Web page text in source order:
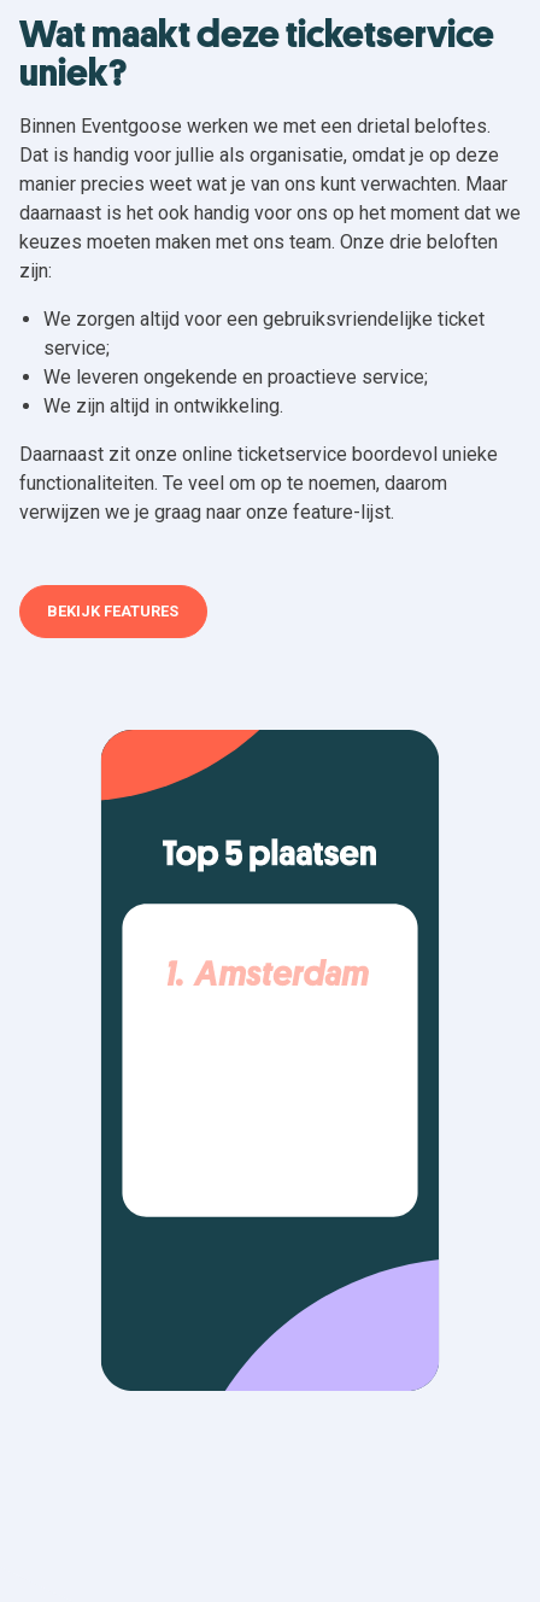
Wat maakt deze ticketservice
uniek?
Binnen Eventgoose werken we met een drietal beloftes.
Dat is handig voor jullie als organisatie, omdat je op deze
manier precies weet wat je van ons kunt verwachten. Maar
daarnaast is het ook handig voor ons op het moment dat we
keuzes moeten maken met ons team. Onze drie beloften
zijn:
We zorgen altijd voor een gebruiksvriendelijke ticket
service;
We leveren ongekende en proactieve service;
We zijn altijd in ontwikkeling.
Daarnaast zit onze online ticketservice boordevol unieke
functionaliteiten. Te veel om op te noemen, daarom
verwijzen we je graag naar onze feature-lijst.
BEKIJK FEATURES